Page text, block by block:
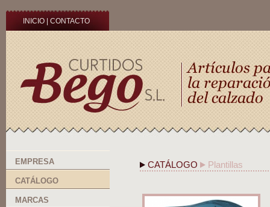
INICIO CONTACTO
EMPRESA
CATÁLOGO
MARCAS
CATÁLOGO Plantillas